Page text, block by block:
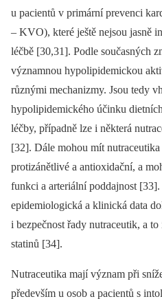
u pacientů v primární prevenci
–⁠ KVO), které ještě nejsou jasně
léčbě [30,31]. Podle současných
významnou hypolipid­emickou
různými mechanizmy. Jsou tedy
hypolipidemického účinku
léčby, případně lze i některá
[32]. Dále mohou mít
protizánětlivé a antioxidační, a
funkci a arteriální poddajnost [33].
epidemiologická a klinická data
i bezpečnost řady nutraceutik, a
statinů [34].
Nutraceutika mají význam při
především u osob a pacientů s